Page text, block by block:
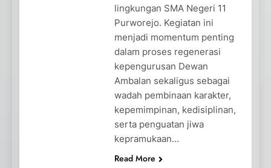
lingkungan SMA Negeri 11
Purworejo. Kegiatan ini
menjadi momentum penting
dalam proses regenerasi
kepengurusan Dewan
Ambalan sekaligus sebagai
wadah pembinaan karakter,
kepemimpinan, kedisiplinan,
serta penguatan jiwa
kepramukaan…
Read More